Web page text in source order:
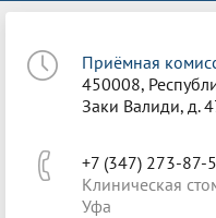
Приёмная
450008,
Заки Валиди, д.
+7 (347) 273-87-
Клиническая
Уфа